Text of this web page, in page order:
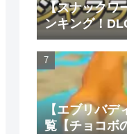
【スナックワ
ンキング！
ャラーズ】
【エブリバデ
覧【チョコボ